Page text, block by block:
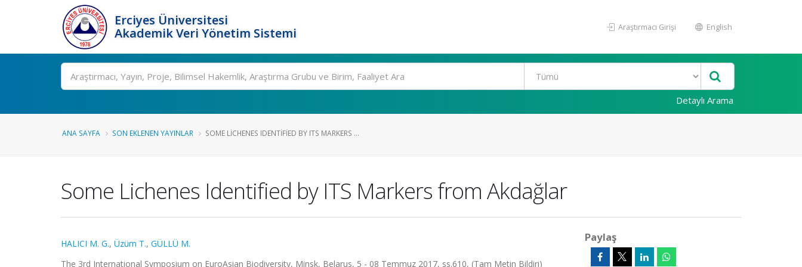
Erciyes Üniversitesi
Akademik Veri Yönetim Sistemi
Araştırmacı Girişi English
Ara
Detaylı Arama
ANA SAYFA SON EKLENEN YAYINLAR SOME LICHENES IDENTIFIED BY ITS MARKERS ...
Some Lichenes Identified by ITS Markers from Akdağlar
HALICI M. G., Üzüm T., GÜLLÜ M.
The 3rd International Symposium on EuroAsian Biodiversity, Minsk, Belarus, 5 - 08 Temmuz 2017, ss.610, (Tam Metin Bildiri)
Paylaş